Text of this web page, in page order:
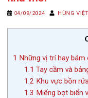
04/09/2024 HÙNG
1 Những vị trí hay
1.1 Tay cầm và
1.2 Khu vực bồn
1.3 Miếng bọt biển